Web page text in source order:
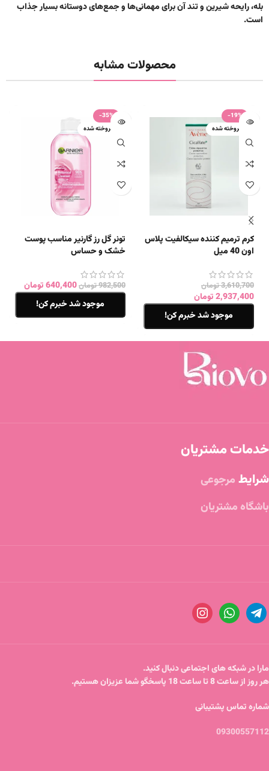
بله،رایحه شیرین و تندآن برای مهمانی‌ها و جمع‌های دوستانه بسیار جذاب
است.
محصولات مشابه
-19%
فروخته شده
کرم ترمیم کننده سیکالفیت پلاس
اون 40 میل
3,610,700تومان
2,937,400تومان
موجود شد خبرم کن!
-35%
فروخته شده
تونر گل رز گارنیر مناسب پوست
خشک و حساس
982,500تومان640,400تومان
موجود شد خبرم کن!
خدمات مشتریان
شرایط مرجوعی
باشگاه مشتریان
مارا در شبکه های اجتماعی دنبال کنید.
هر روز از ساعت 8 تا ساعت 18 پاسخگو شما عزیزان هستیم.
شماره تماس پشتیبانی
09300557112